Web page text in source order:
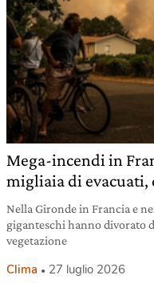
Mega-incendi in
migliaia di
Nella Gironde in Francia e
giganteschi hanno divorato
vegetazione
Clima 27 luglio 2026